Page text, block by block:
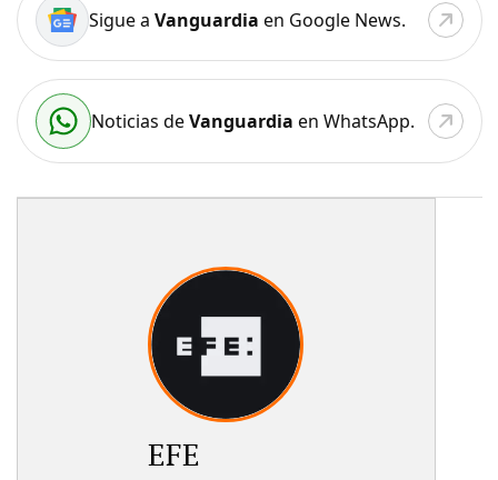
Sigue a Vanguardia en Google News.
Noticias deVanguardia en WhatsApp.
EFE